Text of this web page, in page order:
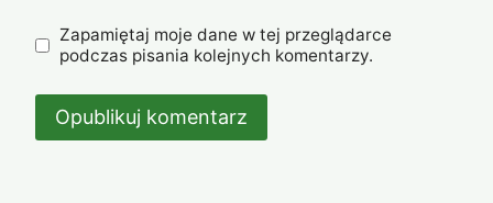
Zapamiętaj moje dane w tej przeglądarce
podczas pisania kolejnych komentarzy.